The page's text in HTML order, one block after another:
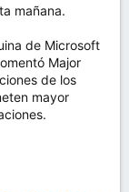
mañana.
de Microsoft
Major
de los
mayor